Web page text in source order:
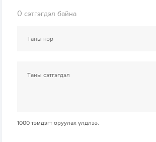
0 сэтгэгдэл байна
1000 тэмдэгт оруулах үлдлээ.